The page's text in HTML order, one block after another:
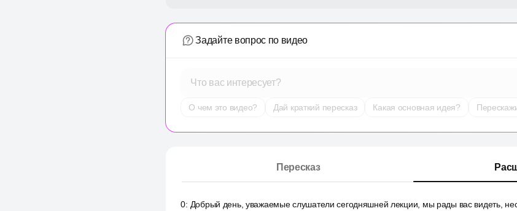
Задайте вопрос по видео
Что вас интересует?
О чем это видео? Дай краткий пересказ Какая основная идея?
Пересказ
0: Добрый день, уважаемые слушатели сегодняшней лекции, мы рады вас видеть,